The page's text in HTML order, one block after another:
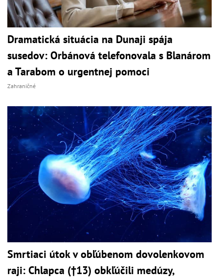
Dramatická situácia na Dunaji spája
susedov: Orbánová telefonovala s Blanárom
a Tarabom o urgentnej pomoci
Zahraničné
Smrtiaci útok v obľúbenom dovolenkovom
raji: Chlapca (†13) obkľúčili medúzy,